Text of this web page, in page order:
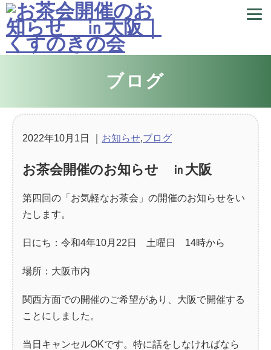
ブログ
2022年10月1日 お知らせ,ブログ
お茶会開催のお知らせ ㏌大阪
第四回の「お気軽なお茶会」の開催のお知らせをい
たします。
日にち：令和4年10月22日 土曜日 14時から
場所：大阪市内
関西方面での開催のご希望があり、大阪で開催する
ことにしました。
当日キャンセルOKです。特に話をしなければなら